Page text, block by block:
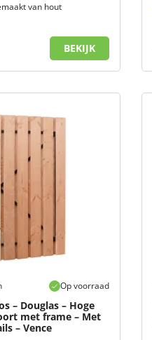
van hout
BEKIJK
Op voorraad
– Douglas – Hoge
met frame – Met
– Vence